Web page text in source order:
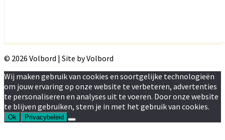
© 2026 Volbord | Site by Volbord
Wij maken gebruik van cookies en soortgelijke technologieën
om jouw ervaring op onze website te verbeteren, advertenties
te personaliseren en analyses uit te voeren. Door onze website
te blijven gebruiken, stem je in met het gebruik van cookies.
Ok Privacybeleid